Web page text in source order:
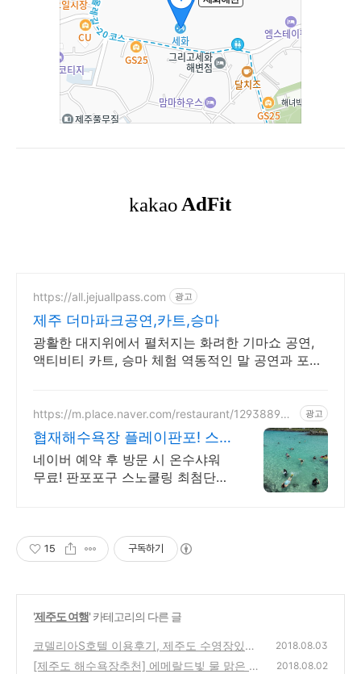
https://all.jejuallpass.com 광고
제주 더마파크공연,카트,승마
광활한 대지위에서 펼처지는 화려한 기마쇼 공연,
액티비티 카트, 승마 체험 역동적인 말 공연과 포토
https://m.place.naver.com/restaurant/129388949
광고
협재해수욕장 플레이판포! 스
노쿨링 체험
네이버 예약 후 방문 시 온수샤워
무료! 판포포구 스노쿨링 최첨단
15 구독하기
'제주도 여행' 카테고리의 다른 글
코델리아S호텔 이용후기, 제주도 수영장있는
호텔
(42)
2018.08.03
[제주도 해수욕장추천] 에메랄드빛 물 맑은 제
2018.08.02